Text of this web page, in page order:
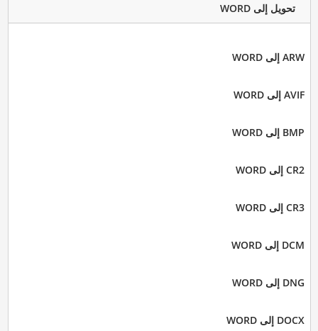
تحويل إلى WORD
ARW إلى WORD
AVIF إلى WORD
BMP إلى WORD
CR2 إلى WORD
CR3 إلى WORD
DCM إلى WORD
DNG إلى WORD
DOCX إلى WORD